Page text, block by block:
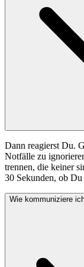
Dann reagierst Du.
Notfälle zu
trennen, die keiner
30 Sekunden, ob
Wie kommuniziere